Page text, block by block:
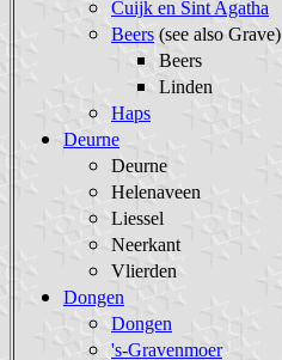
Cuijk en Sint Agatha
Beers (see also Grave)
Beers
Linden
Haps
Deurne
Deurne
Helenaveen
Liessel
Neerkant
Vlierden
Dongen
Dongen
's-Gravenmoer